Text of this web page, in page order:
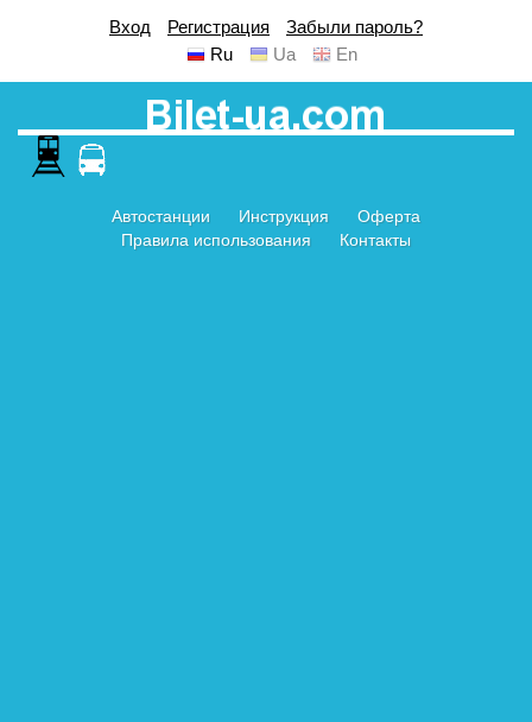
Вход Регистрация
Забыли пароль?
Ru
Ua En
Автостанции Инструкция
Оферта
Правила использования
Контакты